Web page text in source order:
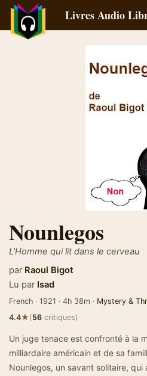
Livres Audio
Nounlegos
L'Homme qui lit dans le cerveau
par Raoul Bigot
Lu par Isad
French · 1921 · 4h 38m · Mystery &
4.4★(56 critiques)
Un juge tenace est confronté à la
milliardaire américain et de sa
Nounlegos, un savant solitaire,